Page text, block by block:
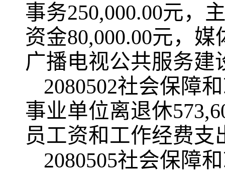
事务250,000.00元，
资金80,000.00元，
广播电视公共服务建
2080502社会保障
事业单位离退休
员工资和工作经费支
2080505社会保障